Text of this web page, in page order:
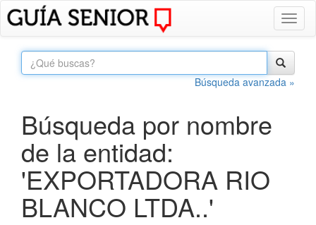
Búsqueda avanzada »
Búsqueda por nombre
de la entidad:
'EXPORTADORA RIO
BLANCO LTDA..'